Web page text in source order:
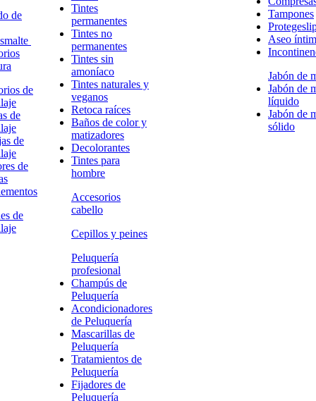
de
de
de
de
de
de
Tintes
permanentes
Tintes no
permanentes
Tintes sin
amoníaco
Tintes naturales y
veganos
Retoca raíces
Baños de color y
matizadores
Decolorantes
Tintes para
hombre
Accesorios
cabello
Cepillos y peines
Peluquería
profesional
Champús de
Peluquería
Acondicionadores
de Peluquería
Mascarillas de
Peluquería
Tratamientos de
Peluquería
Fijadores de
Peluquería
Tampones
Aseo
Jabón de
Jabón de
líquido
Jabón de
sólido